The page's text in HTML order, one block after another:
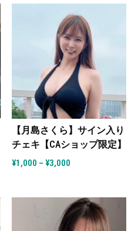
【月島さくら】サイン入り
チェキ【CAショップ限定】
¥1,000 – ¥3,000